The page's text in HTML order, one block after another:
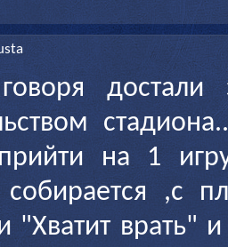
на 1
,с
"Хватит врать" и